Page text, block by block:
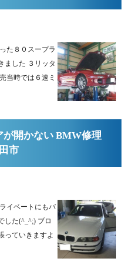
た８０スープラ
ました ３リッタ
当時では６速ミ
開かない BMW修理
市
イベートにもバ
した(^_^;) ブロ
っていきますよ